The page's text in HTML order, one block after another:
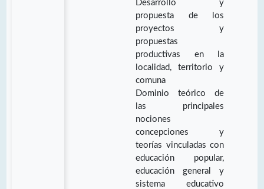
Desarrollo y
propuesta de los
proyectos y
propuestas
productivas en la
localidad, territorio y
comuna
Dominio teórico de
las principales
nociones
concepciones y
teorías vinculadas con
educación popular,
educación general y
sistema educativo